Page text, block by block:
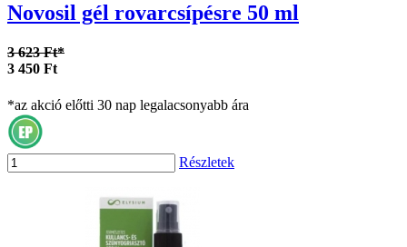
Novosil gél rovarcsípésre 50 ml
3 623 Ft*
3 450 Ft
*az akció előtti 30 nap legalacsonyabb ára
Részletek